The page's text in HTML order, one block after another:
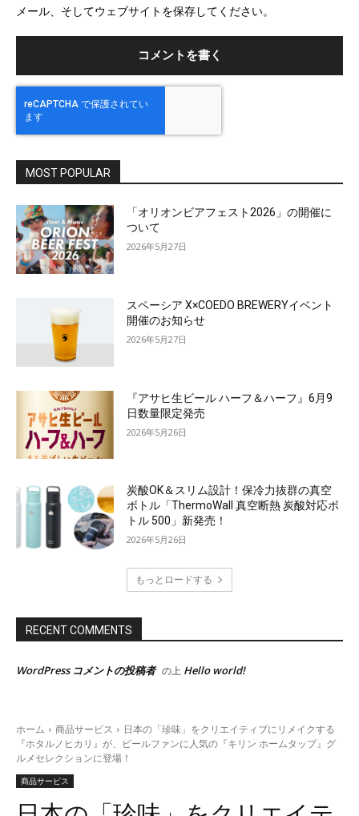
メール、そしてウェブサイトを保存してください。
MOST POPULAR
「オリオンビアフェスト2026」の開催に
ついて
2026年5月27日
スペーシア X×COEDO BREWERYイベント
開催のお知らせ
2026年5月27日
『アサヒ生ビール ハーフ＆ハーフ』6月9
日数量限定発売
2026年5月26日
炭酸OK＆スリム設計！保冷力抜群の真空
ボトル「ThermoWall 真空断熱 炭酸対応ボ
トル 500」新発売！
2026年5月26日
もっとロードする
RECENT COMMENTS
WordPress コメントの投稿者 の上 Hello world!